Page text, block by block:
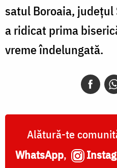
satul Boroaia, județul
a ridicat prima
vreme îndelungată.
Alătură-te
WhatsApp,